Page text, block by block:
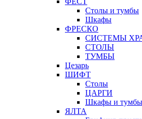
Столы и тумбы
Шкафы
ФРЕСКО
СИСТЕМЫ
СТОЛЫ
ТУМБЫ
Цезарь
ШИФТ
Столы
ЦАРГИ
Шкафы и тумбы
ЯЛТА